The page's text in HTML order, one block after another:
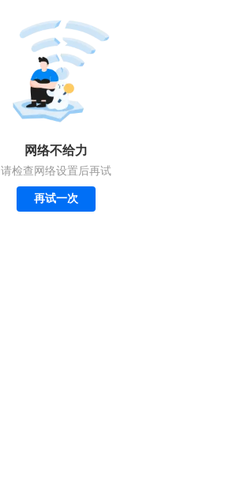
网络不给力
请检查网络设置后再试
再试一次